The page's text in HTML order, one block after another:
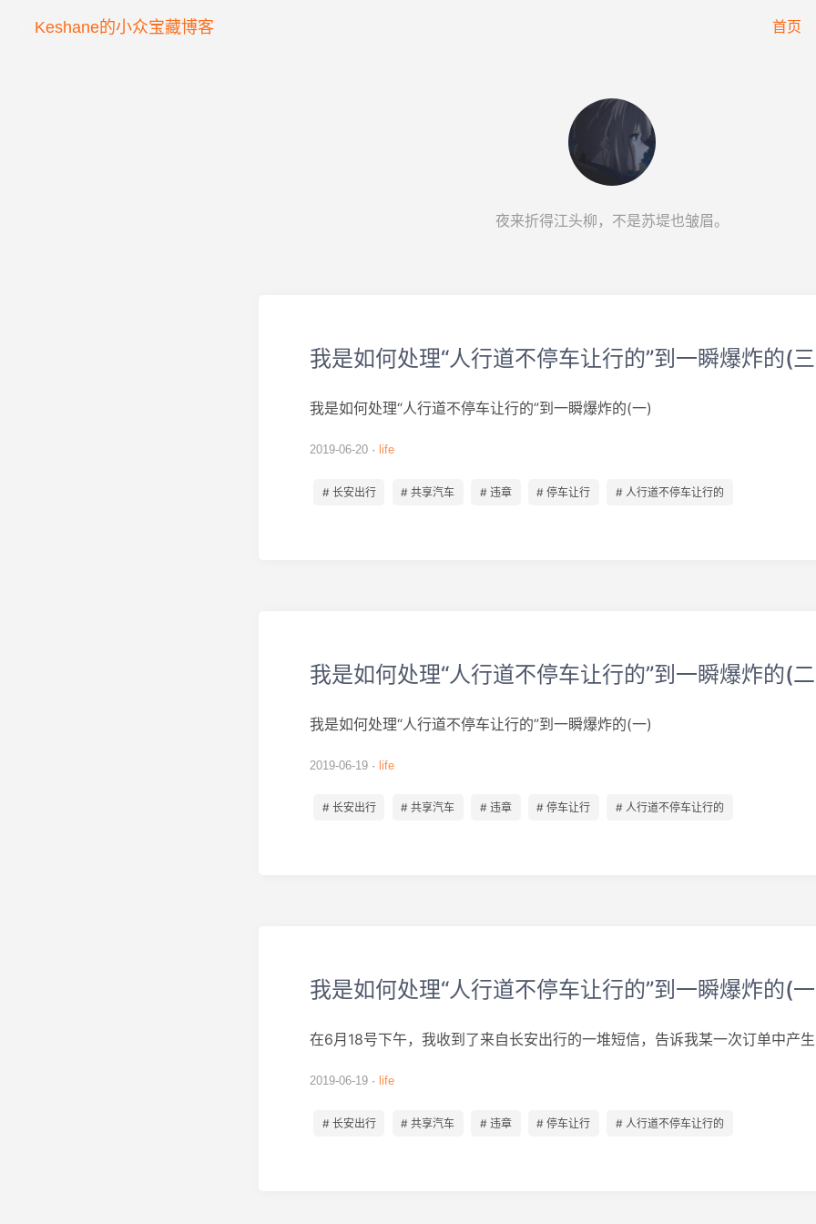
Keshane的小众宝藏博客 首页
夜来折得江头柳，不是苏堤也皱眉。
我是如何处理“人行道不停车让行的”到一瞬爆炸的(
我是如何处理“人行道不停车让行的”到一瞬爆炸的(一)
2019-06-20 life
# 长安出行 # 共享汽车 # 违章 # 停车让行 # 人行道不停车让行的
我是如何处理“人行道不停车让行的”到一瞬爆炸的(
我是如何处理“人行道不停车让行的”到一瞬爆炸的(一)
2019-06-19 life
# 长安出行 # 共享汽车 # 违章 # 停车让行 # 人行道不停车让行的
我是如何处理“人行道不停车让行的”到一瞬爆炸的(
在6月18号下午，我收到了来自长安出行的一堆短信，告诉我某一次订单中产
2019-06-19 life
# 长安出行 # 共享汽车 # 违章 # 停车让行 # 人行道不停车让行的